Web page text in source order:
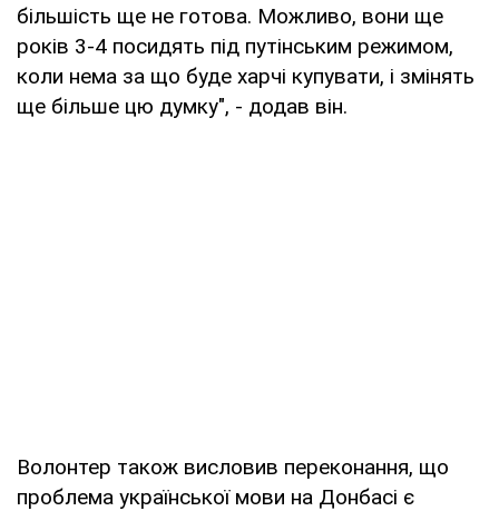
більшість ще не готова. Можливо, вони ще
років 3-4 посидять під путінським режимом,
коли нема за що буде харчі купувати, і змінять
ще більше цю думку", - додав він.
Волонтер також висловив переконання, що
проблема української мови на Донбасі є